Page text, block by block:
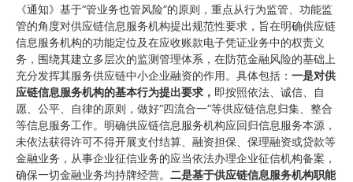
《通知》基于“管业务也管风险”的原则，重点从行为监管、功能监
管的角度对供应链信息服务机构提出规范性要求，旨在明确供应链
信息服务机构的功能定位及在应收账款电子凭证业务中的权责义
务，围绕其建立多层次的监测管理体系，在防范金融风险的基础上
充分发挥其服务供应链中小企业融资的作用。具体包括： 一是对供
应链信息服务机构的基本行为提出要求， 即按照依法、诚信、自
愿、公平、自律的原则，做好“四流合一”等供应链信息归集、整合
等信息服务工作。明确供应链信息服务机构应回归信息服务本源，
未依法获得许可不得开展支付结算、融资担保、保理融资或贷款等
金融业务，从事企业征信业务的应当依法办理企业征信机构备案，
确保一切金融业务均持牌经营。 二是基于供应链信息服务机构职能